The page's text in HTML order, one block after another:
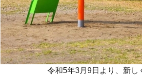
令和5年3月9日より、新しく滑